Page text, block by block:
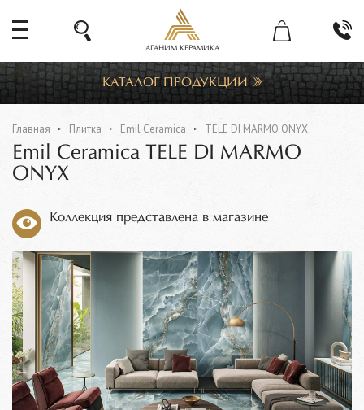
АГАНИМ КЕРАМИКА
КАТАЛОГ ПРОДУКЦИИ
Главная Плитка Emil Ceramica TELE DI MARMO ONYX
Emil Ceramica TELE DI MARMO
ONYX
Коллекция представлена в магазине